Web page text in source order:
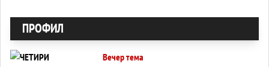
ПРОФИЛ
Вечер тема